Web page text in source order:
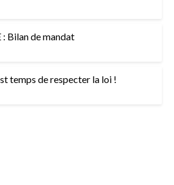
: Bilan de mandat
temps de respecter la loi !